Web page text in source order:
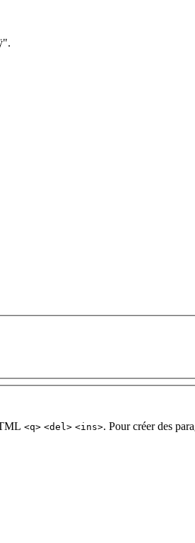
<q> <del> <ins>. Pour créer des